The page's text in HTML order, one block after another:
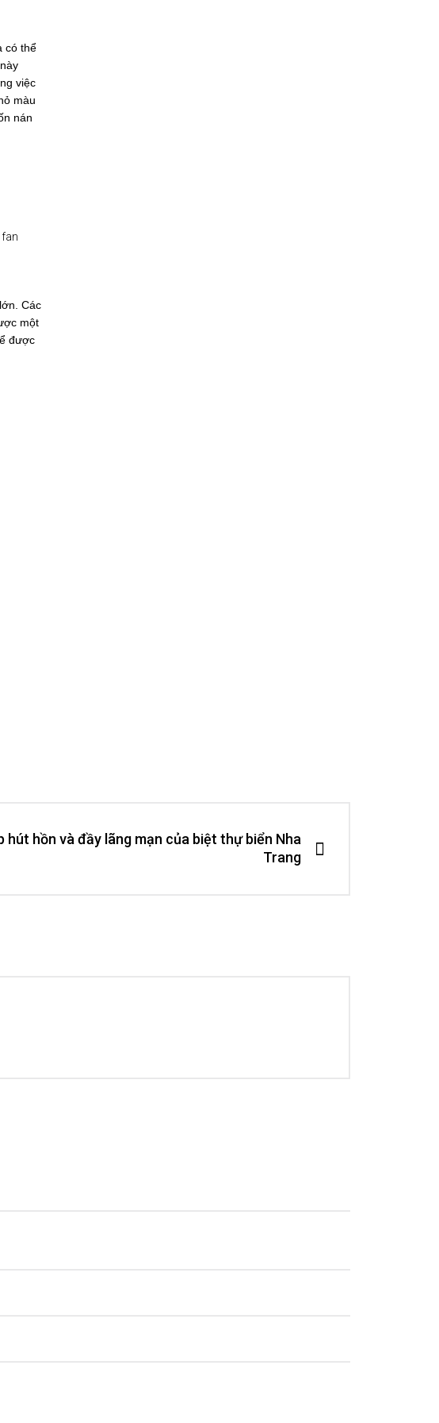
có thể
việc
màu
nán
fan
Các
một
được
hút hồn và đầy lãng mạn của biệt thự biển Nha
Trang